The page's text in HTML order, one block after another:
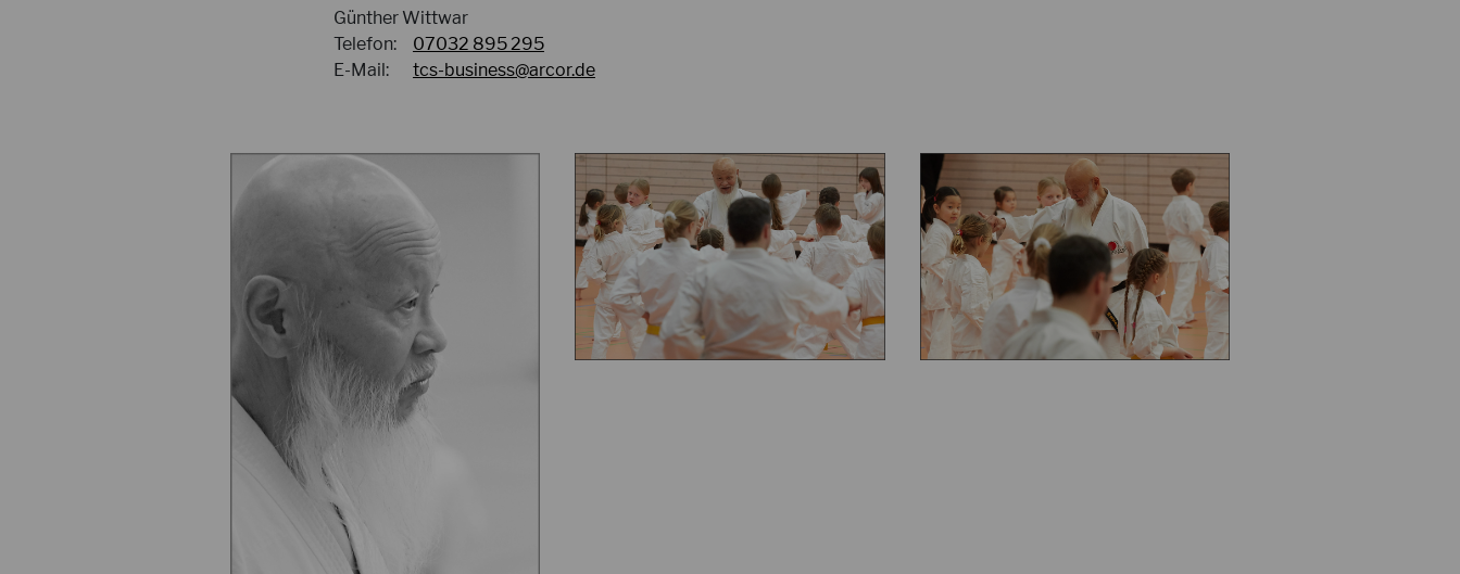
Günther Wittwar
Telefon:
07032 895 295
E-Mail:
tcs-business@arcor.de